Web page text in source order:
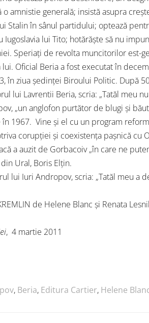
amnistie generală; insistă asupra
Stalin în sânul partidului; optează
lui Tito; hotărăște să nu
Speriați de revolta muncitorilor est-
Oficial Beria a fost executat în
în ziua ședinței Biroului Politic. După
lui Lavrentii Beria, scria: „Tatăl meu
„un anglofon purtător de blugi și
1967. Vine și el cu un program
corupției și coexistența pașnică
a auzit de Gorbacoiv „în care ne
Ural, Boris Elțin.
lui Iuri Andropov, scria: „Tatăl meu a
de Helene Blanc și Renata
, 4 martie 2011
, Beria, Editura Cartier, Helene